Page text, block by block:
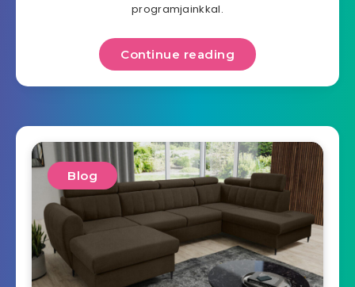
programjainkkal.
Continue reading
Blog